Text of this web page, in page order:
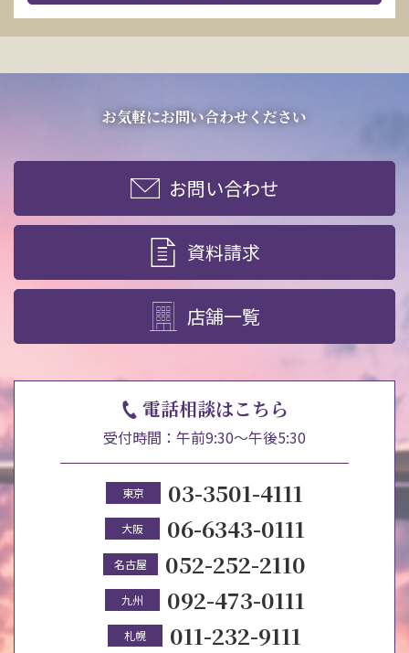
お気軽にお問い合わせください
お問い合わせ
資料請求
店舗一覧
電話相談はこちら
受付時間：午前9:30～午後5:30
東京 03-3501-4111
大阪 06-6343-0111
名古屋 052-252-2110
九州 092-473-0111
札幌 011-232-9111